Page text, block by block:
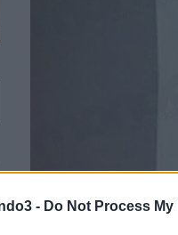
- Do Not Process